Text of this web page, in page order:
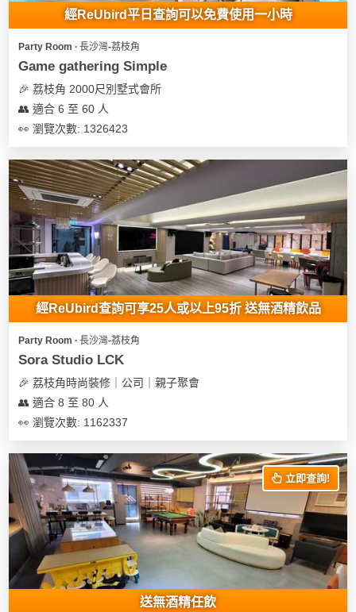
列
聚
拍
廳
BBQ
場
地
新
玩
樂
體
手
工
作
坊
戶
外
經ReUbird平日查詢可以免費使用一小時
Party Room ∙ 長沙灣-荔枝角
Game gathering Simple
🎉 荔枝角 2000尺別墅式會所
👥 適合 6 至 60 人
👀 瀏覽次數: 1326423
經ReUbird查詢可享25人或以上95折 送無酒精飲品
Party Room ∙ 長沙灣-荔枝角
Sora Studio LCK
🎉 荔枝角時尚裝修｜公司｜親子聚會
👥 適合 8 至 80 人
👀 瀏覽次數: 1162337
立即查詢!
送無酒精任飲